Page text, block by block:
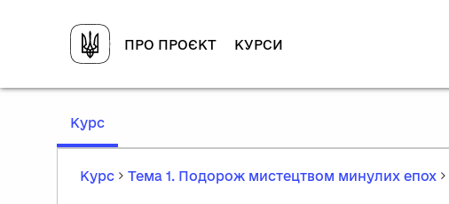
ПРО ПРОЄКТ КУРСИ
Курс,
Курс
Тема 1. Подорож мистецтвом минулих епох